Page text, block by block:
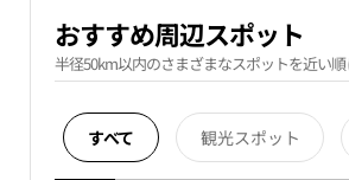
おすすめ周辺スポット
半径50km以内のさまざまなスポットを近い順
すべて 観光スポット